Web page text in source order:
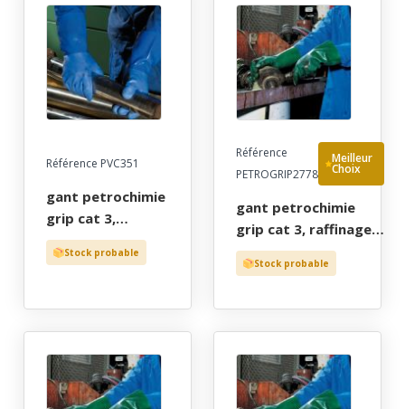
long 40 cm, tu
(9/10)
Référence PVC351
gant petrochimie
grip cat 3,
hydrocarbures,
precision
bleu granuleux
support
cm, t8 a 11
Stock probable
Référence
PETROGRIP2778
Meilleur
Choix
gant petrochimie
grip cat 3, raffinage,
carburant,
mecanique. pvc vert
(7/8) - gants de
protection par cher!
Stock probable